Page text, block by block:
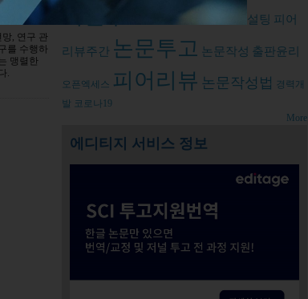
, 연구 관
를 수행하
맹렬한
.
논문컨설팅 피어
리뷰주간 논문투고 논문작성 출판윤리
오픈엑세스 피어리뷰 논문작성법
경력개
발 코로나19
More
에디티지 서비스 정보